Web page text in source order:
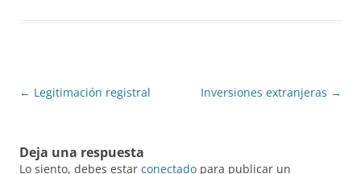
Navegación
← Legitimación registral Inversiones extranjeras →
Deja una respuesta
Lo siento, debes estar conectado para publicar un